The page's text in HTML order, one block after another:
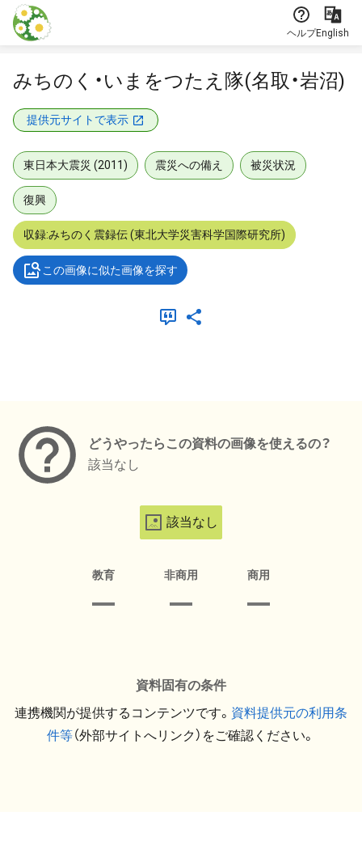
本文に飛ぶ
ヘルプEnglish
みちのく・いまをつたえ隊(名取・岩沼)
提供元サイトで表示
東日本大震災 (2011) 震災への備え 被災状況
復興
収録:みちのく震録伝 (東北大学災害科学国際研究所)
この画像に似た画像を探す
どうやったらこの資料の画像を使えるの？
該当なし
該当なし
教育 非商用 商用
資料固有の条件
連携機関が提供するコンテンツです。 資料提供元の利用条
件等（外部サイトへリンク）をご確認ください。